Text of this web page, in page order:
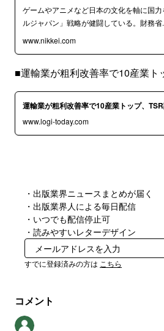
ゲームやアニメなど日本の文化を軸に国
ルジャパン」戦略が健闘している。財務省
www.nikkei.com
■運輸業が粗利改善率で10産業ト
運輸業が粗利改善率で10産業トップ、
www.logi-today.com
・出版業界ニュースまとめが届く
・出版業界人による毎日配信
・いつでも配信停止可
・読みやすいレターデザイン
すでに登録済みの方は こちら
コメント